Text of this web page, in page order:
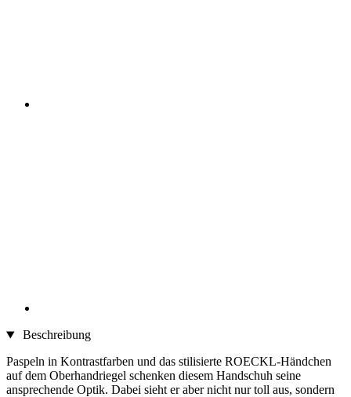
Beschreibung
Paspeln in Kontrastfarben und das stilisierte ROECKL-Händchen
auf dem Oberhandriegel schenken diesem Handschuh seine
ansprechende Optik. Dabei sieht er aber nicht nur toll aus, sondern